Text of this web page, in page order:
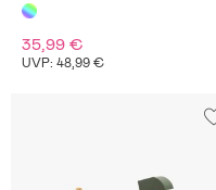
35,99 €
UVP: 48,99 €